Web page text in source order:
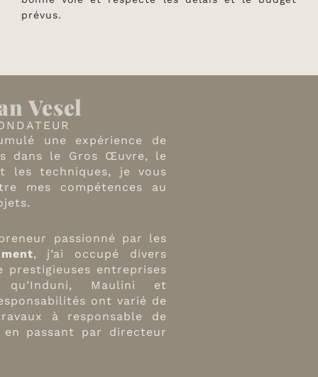
prévus.
Vesel
une expérience de
dans le Gros Œuvre, le
les techniques, je vous
mes compétences au
passionné par les
, j’ai occupé divers
prestigieuses entreprises
Maulini et
ont varié de
à responsable de
en passant par directeur